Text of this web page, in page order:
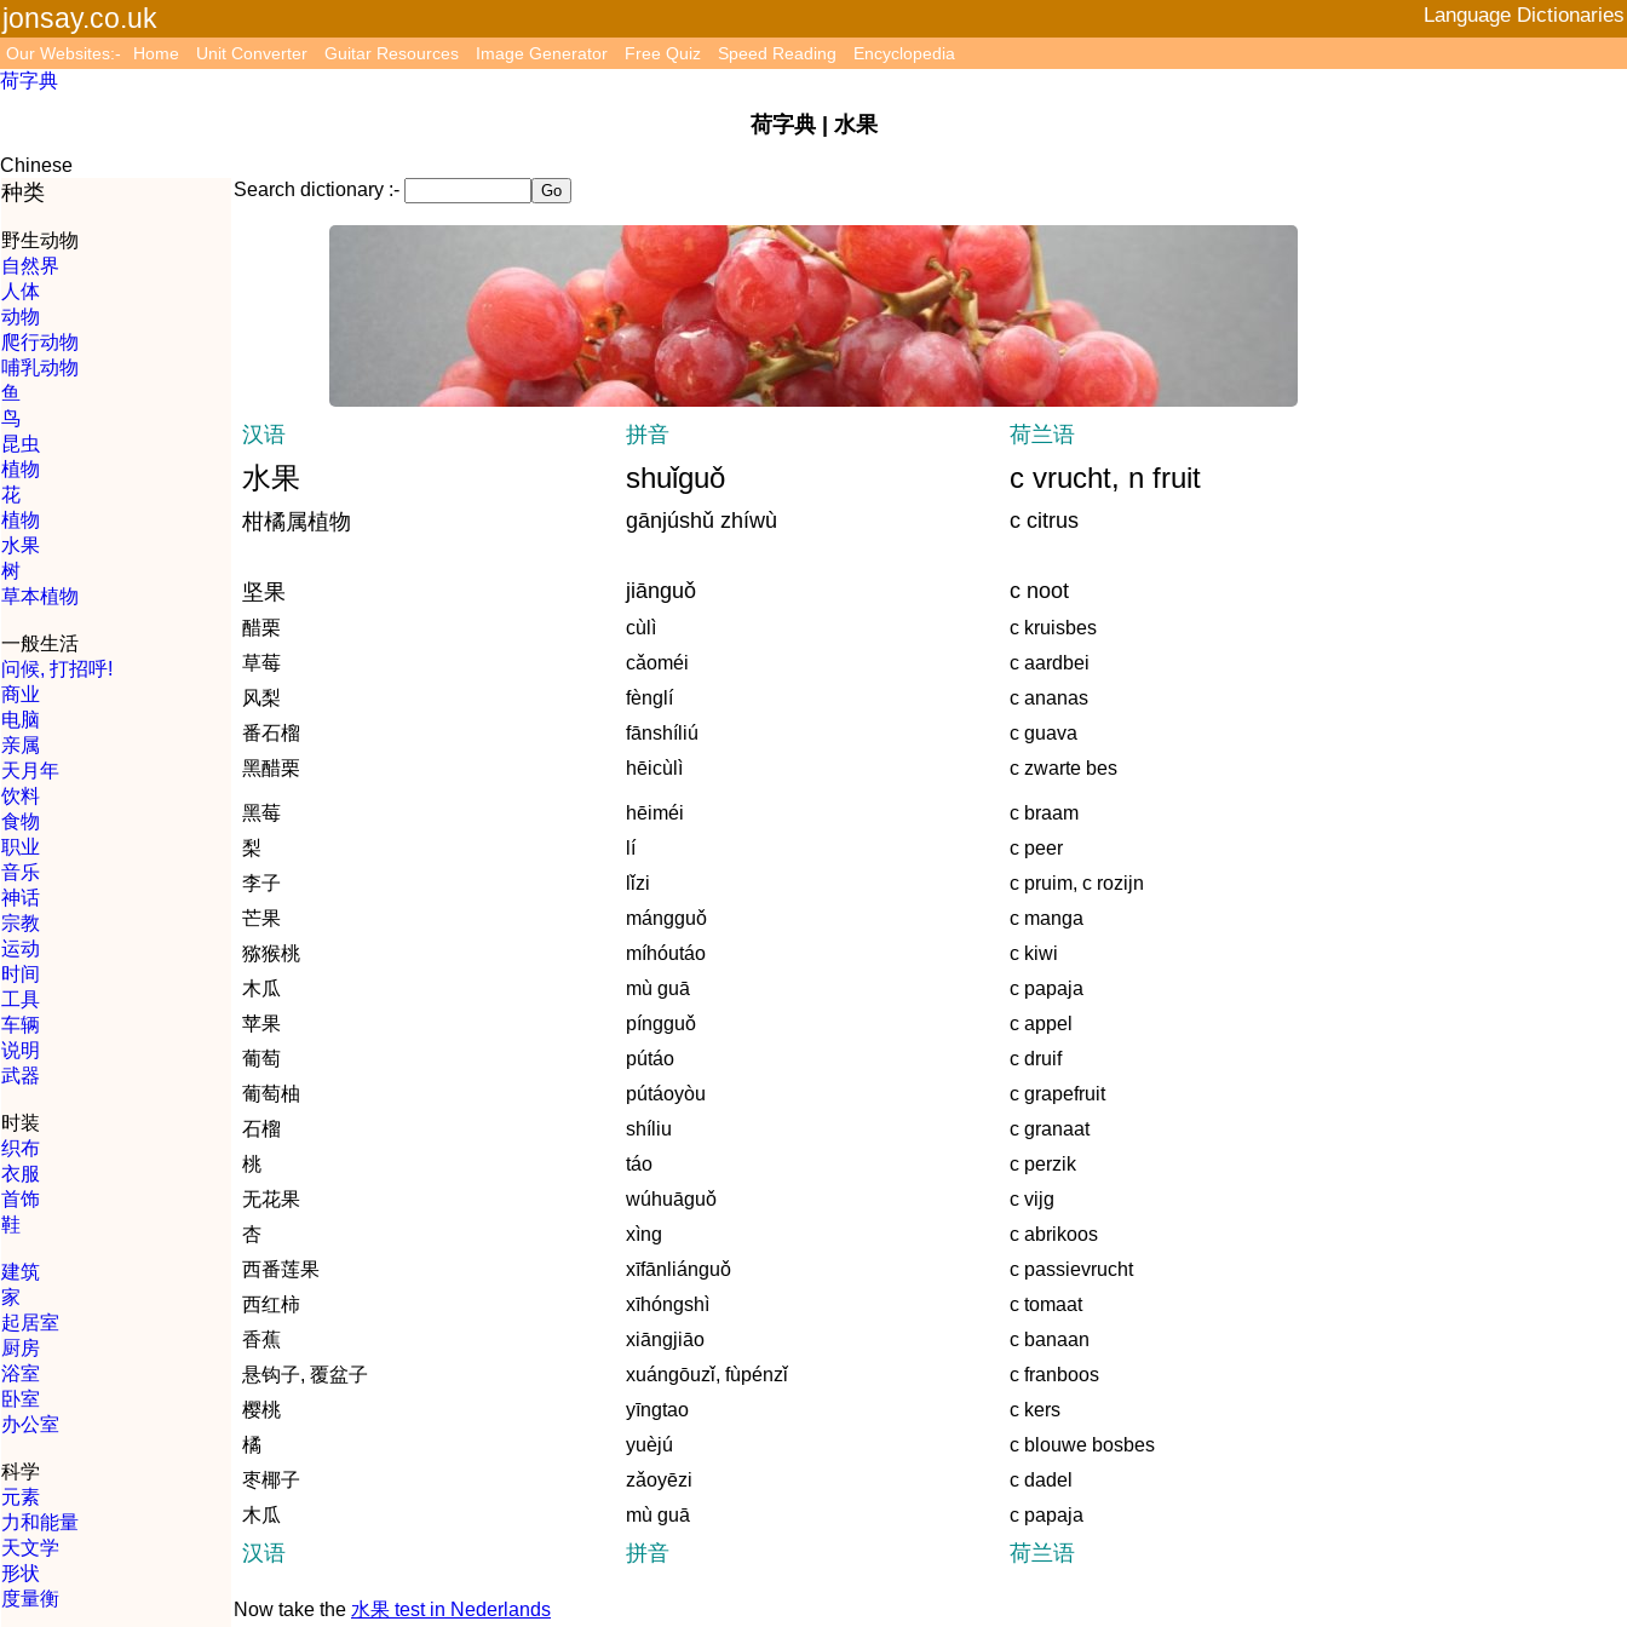
jonsay.co.uk Language Dictionaries
Our Websites:- Home Unit Converter Guitar Resources Image Generator Free Quiz Speed Reading Encyclopedia
荷字典
荷字典 | 水果
Chinese
种类
野生动物
自然界
人体
动物
爬行动物
哺乳动物
鱼
鸟
昆虫
植物
花
植物
水果
树
草本植物
一般生活
问候, 打招呼!
商业
电脑
亲属
天月年
饮料
食物
职业
音乐
神话
宗教
运动
时间
工具
车辆
说明
武器
时装
织布
衣服
首饰
鞋
建筑
家
起居室
厨房
浴室
卧室
办公室
科学
元素
力和能量
天文学
形状
度量衡
Search dictionary :-
汉语 拼音 荷兰语
水果 shuǐguǒ c vrucht, n fruit
柑橘属植物 gānjúshǔ zhíwù c citrus
坚果 jiānguǒ c noot
醋栗 cùlì
c kruisbes
草莓
cǎoméi
c aardbei
风梨
fènglí
c ananas
番石榴
fānshíliú
c guava
黑醋栗
hēicùlì c zwarte bes
黑莓 hēiméi
c braam
梨
lí
c peer
李子
lǐzi
c pruim, c rozijn
芒果
mángguǒ
c manga
猕猴桃
míhóutáo
c kiwi
木瓜
mù guā
c papaja
苹果
píngguǒ
c appel
葡萄
pútáo
c druif
葡萄柚
pútáoyòu
c grapefruit
石榴
shíliu
c granaat
桃
táo
c perzik
无花果
wúhuāguǒ
c vijg
杏
xìng
c abrikoos
西番莲果
xīfānliánguǒ
c passievrucht
西红柿
xīhóngshì
c tomaat
香蕉
xiāngjiāo
c banaan
悬钩子, 覆盆子
xuángōuzǐ, fùpénzǐ
c franboos
樱桃
yīngtao
c kers
橘
yuèjú
c blouwe bosbes
枣椰子
zǎoyēzi
c dadel
木瓜
mù guā c papaja
汉语 拼音 荷兰语
Now take the 水果 test in Nederlands